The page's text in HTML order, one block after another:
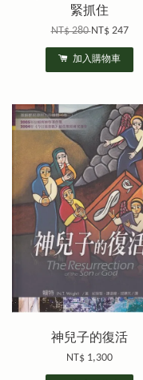
緊抓住
NT$ 280NT$ 247
加入購物車
神兒子的復活
NT$ 1,300